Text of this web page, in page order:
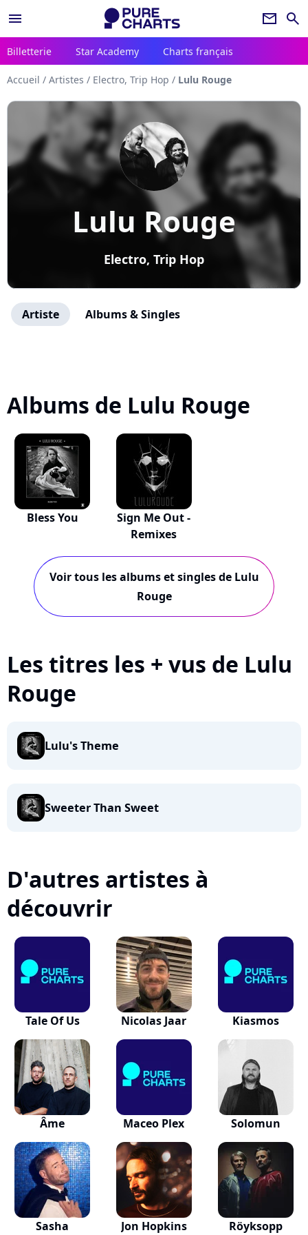
menu newsletter search
Billetterie Star Academy Charts français
Accueil / Artistes / Electro, Trip Hop / Lulu Rouge
Lulu Rouge
Electro, Trip Hop
Artiste Albums & Singles
Albums de Lulu Rouge
Bless You
Sign Me Out -
Remixes
Voir tous les albums et singles de Lulu
Rouge
Les titres les + vus de Lulu
Rouge
Lulu's Theme
Sweeter Than Sweet
D'autres artistes à
découvrir
Tale Of Us Nicolas Jaar Kiasmos
Âme Maceo Plex Solomun
Sasha Jon Hopkins Röyksopp